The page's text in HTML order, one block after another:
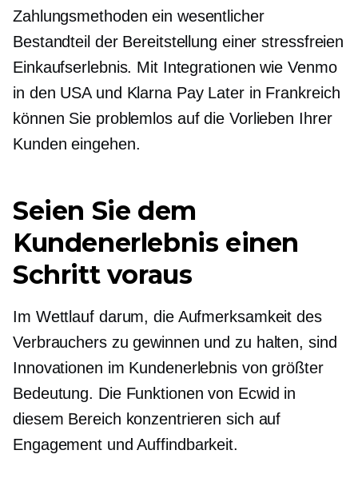
Zahlungsmethoden ein wesentlicher
Bestandteil der Bereitstellung einerstressfreien
Einkaufserlebnis. Mit Integrationen wie Venmo
in den USA und Klarna Pay Later in Frankreich
können Sie problemlos auf die Vorlieben Ihrer
Kunden eingehen.
Seien Sie dem
Kundenerlebnis einen
Schritt voraus
Im Wettlauf darum, die Aufmerksamkeit des
Verbrauchers zu gewinnen und zu halten, sind
Innovationen im Kundenerlebnis von größter
Bedeutung. Die Funktionen von Ecwid in
diesem Bereich konzentrieren sich auf
Engagement und Auffindbarkeit.